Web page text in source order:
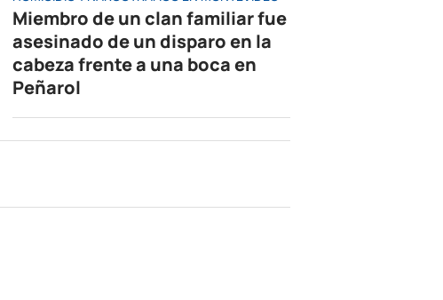
Miembro de un clan familiar fue
asesinado de un disparo en la
cabeza frente a una boca en
Peñarol